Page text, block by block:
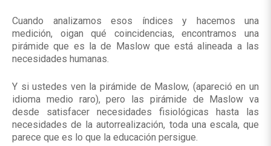
Cuando analizamos esos índices y hacemos una
medición, oigan qué coincidencias, encontramos una
pirámide que es la de Maslow que está alineada a las
necesidades humanas.
Y si ustedes ven la pirámide de Maslow, (apareció en un
idioma medio raro), pero las pirámide de Maslow va
desde satisfacer necesidades fisiológicas hasta las
necesidades de la autorrealización, toda una escala, que
parece que es lo que la educación persigue.